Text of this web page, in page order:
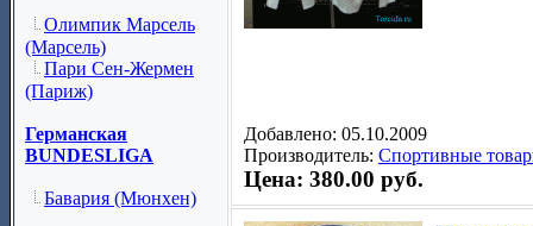
Олимпик Марсель
(Марсель)
Пари Сен-Жермен
(Париж)
Германская
BUNDESLIGA
Бавария (Мюнхен)
Добавлено: 05.10.2009
Производитель: Спортивные
Цена: 380.00 руб.